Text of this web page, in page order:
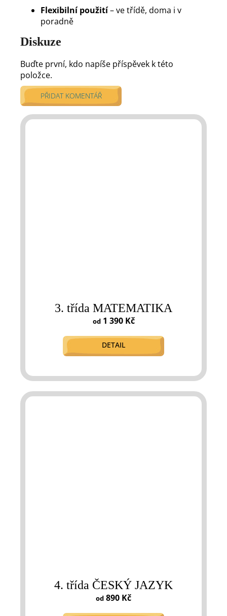
Flexibilní použití– ve třídě, doma i v
poradně
3. třída MATEMATIKA
od1 390 Kč
DETAIL
4. třída ČESKÝ JAZYK
od 890 Kč
Diskuze
Buďte první, kdo napíše příspěvek k této
položce.
PŘIDAT KOMENTÁŘ